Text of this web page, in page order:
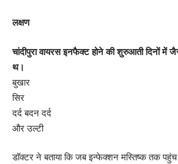
लक्षण
चांदीपुरा वायरस इनफैक्ट होने की शुरुआती दिनों में
थ।
बुखार
सिर
दर्द बदन दर्द
और उल्टी
डॉक्टर ने बताया कि जब इन्फेक्शन मस्तिष्क तक पहुंच